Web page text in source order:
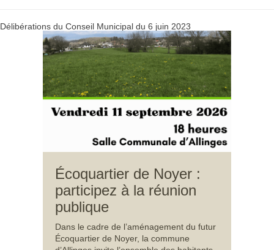
Délibérations du Conseil Municipal du 6 juin 2023
Écoquartier de Noyer :
participez à la réunion
publique
Dans le cadre de l’aménagement du futur
Écoquartier de Noyer, la commune